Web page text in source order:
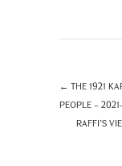
← THE 1921
PEOPLE –
RAFFI’S